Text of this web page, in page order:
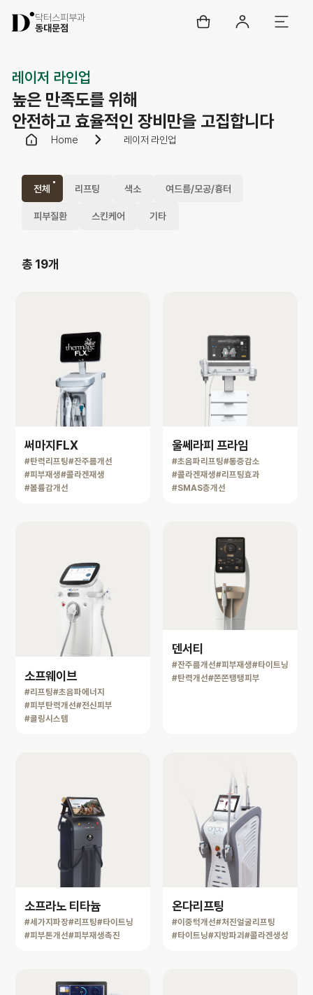
닥터스피부과
동대문점
레이저 라인업
높은 만족도를 위해
안전하고 효율적인 장비만을 고집합니다
Home 레이저 라인업
전체 리프팅 색소 여드름/모공/흉터
피부질환 스킨케어 기타
총 19개
써마지FLX
#탄력리프팅#잔주름개선
#피부재생#콜라겐재생
#볼륨감개선
울쎄라피 프라임
#초음파리프팅#통증감소
#콜라겐재생#리프팅효과
#SMAS층개선
소프웨이브
#리프팅#초음파에너지
#피부탄력개선#전신피부
#쿨링시스템
덴서티
#잔주름개선#피부재생#타이트닝
#탄력개선#쫀쫀탱탱피부
소프라노 티타늄
#세가지파장#리프팅#타이트닝
#피부톤개선#피부재생촉진
온다리프팅
#이중턱개선#처진얼굴리프팅
#타이트닝#지방파괴 #콜라겐생성